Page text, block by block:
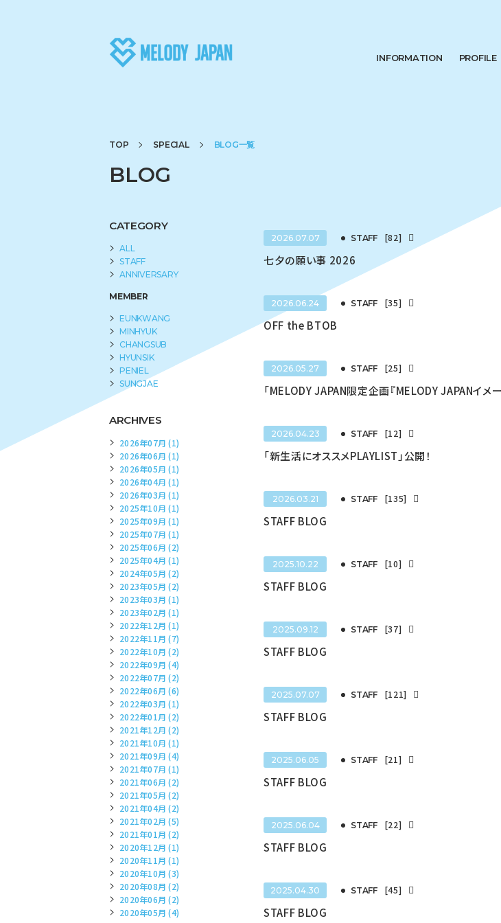
INFORMATION PROFILE
TOP SPECIAL BLOG一覧
BLOG
2026.07.07 STAFF [82]
七夕の願い事 2026
2026.06.24 STAFF [35]
OFF the BTOB
2026.05.27 STAFF [25]
「MELODY JAPAN限定企画『MELODY JAPANイメ
2026.04.23 STAFF [12]
「新生活にオススメPLAYLIST」公開！
2026.03.21 STAFF [135]
STAFF BLOG
2025.10.22 STAFF [10]
STAFF BLOG
2025.09.12 STAFF [37]
STAFF BLOG
2025.07.07 STAFF [121]
STAFF BLOG
2025.06.05 STAFF [21]
STAFF BLOG
2025.06.04 STAFF [22]
STAFF BLOG
2025.04.30 STAFF [45]
STAFF BLOG
CATEGORY
ALL
STAFF
ANNIVERSARY
MEMBER
EUNKWANG
MINHYUK
CHANGSUB
HYUNSIK
PENIEL
SUNGJAE
ARCHIVES
2026年07月 (1)
2026年06月 (1)
2026年05月 (1)
2026年04月 (1)
2026年03月 (1)
2025年10月 (1)
2025年09月 (1)
2025年07月 (1)
2025年06月 (2)
2025年04月 (1)
2024年05月 (2)
2023年05月 (2)
2023年03月 (1)
2023年02月 (1)
2022年12月 (1)
2022年11月 (7)
2022年10月 (2)
2022年09月 (4)
2022年07月 (2)
2022年06月 (6)
2022年03月 (1)
2022年01月 (2)
2021年12月 (2)
2021年10月 (1)
2021年09月 (4)
2021年07月 (1)
2021年06月 (2)
2021年05月 (2)
2021年04月 (2)
2021年02月 (5)
2021年01月 (2)
2020年12月 (1)
2020年11月 (1)
2020年10月 (3)
2020年08月 (2)
2020年06月 (2)
2020年05月 (4)